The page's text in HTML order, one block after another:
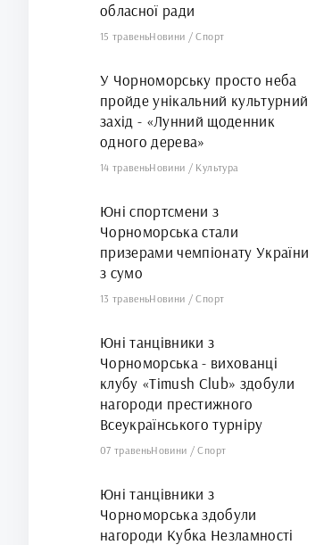
обласної ради
15 травеньНовини /Спорт
У Чорноморську просто неба
пройде унікальний культурний
захід - «Лунний щоденник
одного дерева»
14 травеньНовини / Культура
Юні спортсмени з
Чорноморська стали
призерами чемпіонату України
з сумо
13 травеньНовини /Спорт
Юні танцівники з
Чорноморська - вихованці
клубу «Timush Club» здобули
нагороди престижного
Всеукраїнського турніру
07 травеньНовини /Спорт
Юні танцівники з
Чорноморська здобули
нагороди Кубка Незламності